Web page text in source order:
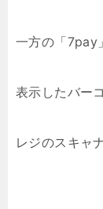
一方の「7pay
表示したバー
レジのスキャ